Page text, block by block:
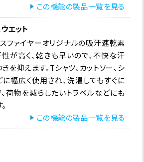
この機能の製品一覧を見る
エット
スファイヤーオリジナルの吸汗速乾素
が高く、乾きも早いので、不快な汗
を抑えます。Tシャツ、カットソー、シ
に幅広く使用され、洗濯してもすぐに
荷物を減らしたいトラベルなどにも
この機能の製品一覧を見る